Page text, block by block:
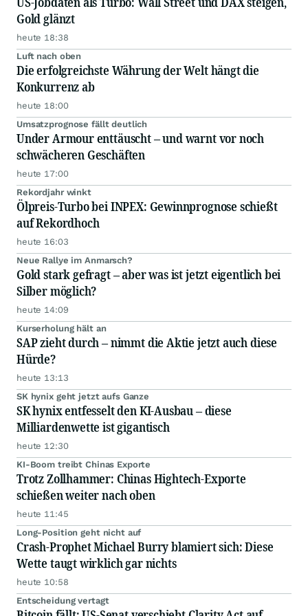
Gold glänzt
heute 18:38
Luft nach oben
Die erfolgreichste Währung der Welt hängt die
Konkurrenz ab
heute 18:00
Umsatzprognose fällt deutlich
Under Armour enttäuscht – und warnt vor noch
schwächeren Geschäften
heute 17:00
Rekordjahr winkt
Ölpreis-Turbo bei INPEX: Gewinnprognose schießt
auf Rekordhoch
heute 16:03
Neue Rallye im Anmarsch?
Gold stark gefragt – aber was ist jetzt eigentlich bei
Silber möglich?
heute 14:09
Kurserholung hält an
SAP zieht durch – nimmt die Aktie jetzt auch diese
Hürde?
heute 13:13
SK hynix geht jetzt aufs Ganze
SK hynix entfesselt den KI-Ausbau – diese
Milliardenwette ist gigantisch
heute 12:30
KI-Boom treibt Chinas Exporte
Trotz Zollhammer: Chinas Hightech-Exporte
schießen weiter nach oben
heute 11:45
Long-Position geht nicht auf
Crash-Prophet Michael Burry blamiert sich: Diese
Wette taugt wirklich gar nichts
heute 10:58
Entscheidung vertagt